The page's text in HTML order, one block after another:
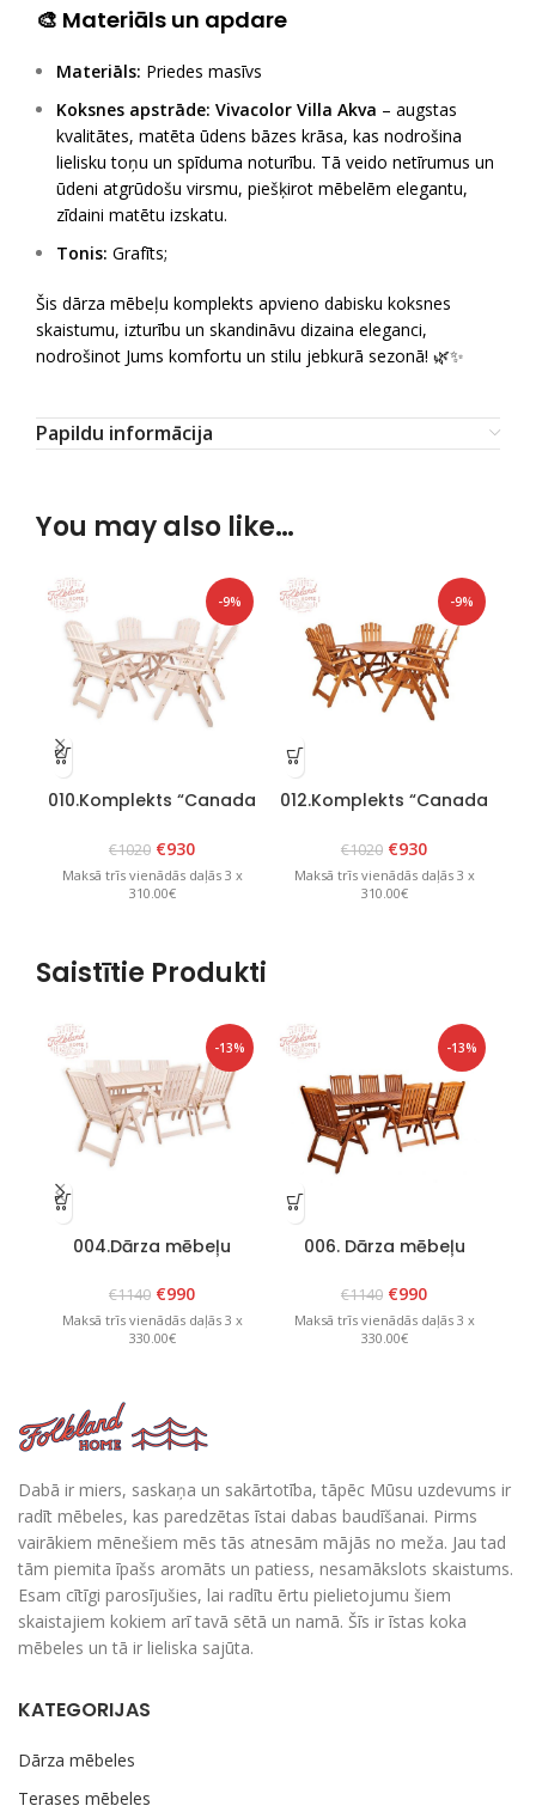
🎨 Materiāls un apdare
Materiāls: Priedes masīvs
Koksnes apstrāde: Vivacolor Villa Akva – augstas
kvalitātes, matēta ūdens bāzes krāsa, kas nodrošina
lielisku toņu un spīduma noturību. Tā veido netīrumus un
ūdeni atgrūdošu virsmu, piešķirot mēbelēm elegantu,
zīdaini matētu izskatu.
Tonis: Grafīts;
Šis dārza mēbeļu komplekts apvieno dabisku koksnes
skaistumu, izturību un skandināvu dizaina eleganci,
nodrošinot Jums komfortu un stilu jebkurā sezonā! 🌿✨
Papildu informācija
You may also like…
-9%
010.Komplekts “Canada
€1020 €930
Maksā trīs vienādās daļās 3 x
310.00€
-9%
012.Komplekts “Canada
€1020 €930
Maksā trīs vienādās daļās 3 x
310.00€
Saistītie Produkti
-13%
004.Dārza mēbeļu
balts
€1140 €990
Maksā trīs vienādās daļās 3 x
330.00€
-13%
006. Dārza mēbeļu
Brūns
€1140 €990
Maksā trīs vienādās daļās 3 x
330.00€
Dabā ir miers, saskaņa un sakārtotība, tāpēc Mūsu uzdevums ir
radīt mēbeles, kas paredzētas īstai dabas baudīšanai. Pirms
vairākiem mēnešiem mēs tās atnesām mājās no meža. Jau tad
tām piemita īpašs aromāts un patiess, nesamākslots skaistums.
Esam cītīgi parosījušies, lai radītu ērtu pielietojumu šiem
skaistajiem kokiem arī tavā sētā un namā. Šīs ir īstas koka
mēbeles un tā ir lieliska sajūta.
KATEGORIJAS
Dārza mēbeles
Terases mēbeles